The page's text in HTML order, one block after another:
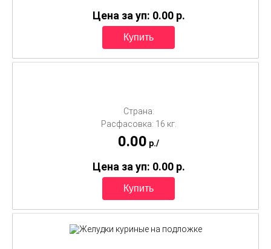
Цена за уп: 0.00 p.
Страна:
Расфасовка: 16 кг.
0.00 p./
Цена за уп: 0.00 p.